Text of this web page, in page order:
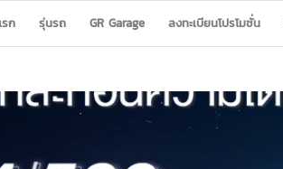
ก รุ่นรถ GR Garage ลงทะเบียนโปรโมชั่น